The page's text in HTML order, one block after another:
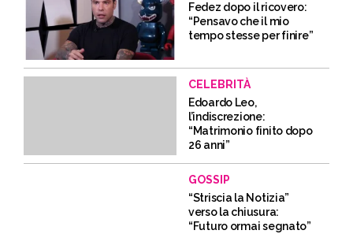
Fedez dopo il ricovero:
“Pensavo che il mio
tempo stesse per finire”
CELEBRITÀ
Edoardo Leo,
l’indiscrezione:
“Matrimonio finito dopo
26 anni”
GOSSIP
“Striscia la Notizia”
verso la chiusura:
“Futuro ormai segnato”